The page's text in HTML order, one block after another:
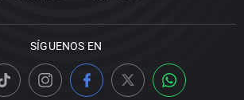
SÍGUENOS EN